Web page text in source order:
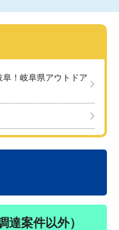
！岐阜県アウトドア
達案件以外）